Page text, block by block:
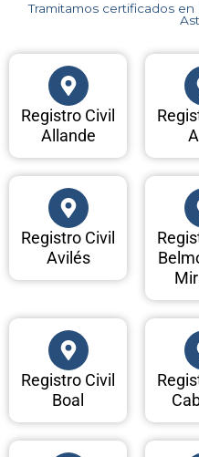
Tramitamos certificados
Registro Civil
Allande
Registro Civil
Avilés
Registro Civil
Boal